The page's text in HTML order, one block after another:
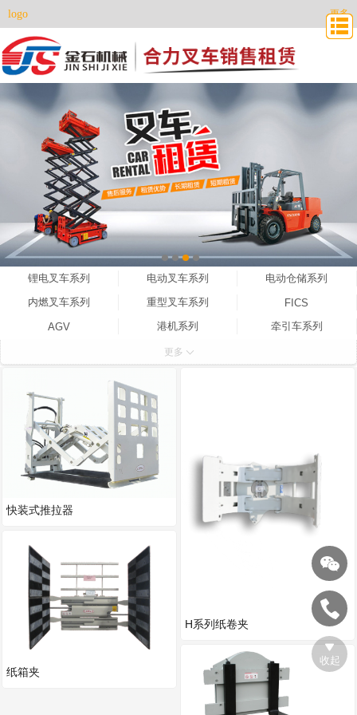
logo 更多
锂电叉车系列 电动叉车系列
电动仓储系列
内燃叉车系列
重型叉车系列
FICS
AGV
港机系列
牵引车系列
特种车辆系列
更多
快装式推拉器
纸箱夹
H系列纸卷夹
收起